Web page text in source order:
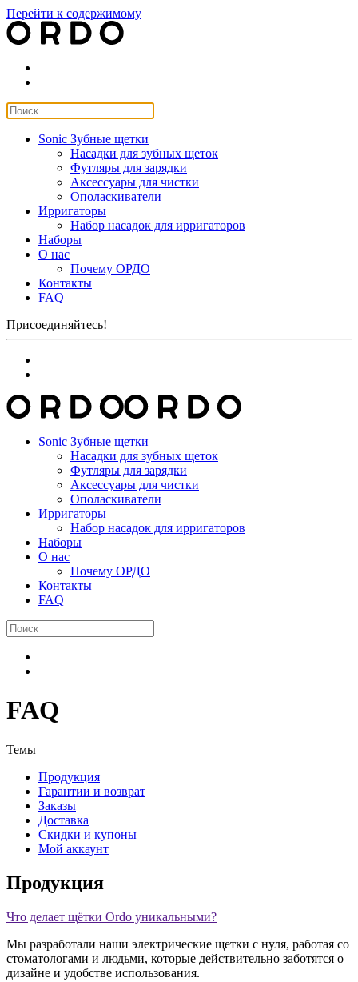
Перейти к содержимому
Sonic Зубные щетки
Насадки для зубных щеток
Футляры для зарядки
Аксессуары для чистки
Ополаскиватели
Ирригаторы
Набор насадок для ирригаторов
Наборы
О нас
Почему ОРДО
Контакты
FAQ
Присоединяйтесь!
Sonic Зубные щетки
Насадки для зубных щеток
Футляры для зарядки
Аксессуары для чистки
Ополаскиватели
Ирригаторы
Набор насадок для ирригаторов
Наборы
О нас
Почему ОРДО
Контакты
FAQ
FAQ
Темы
Продукция
Гарантии и возврат
Заказы
Доставка
Скидки и купоны
Мой аккаунт
Продукция
Что делает щётки Ordo уникальными?
Мы разработали наши электрические щетки с нуля, работая со
стоматологами и людьми, которые действительно заботятся о
дизайне и удобстве использования.